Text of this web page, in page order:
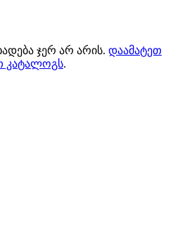
ჯერ არ არის. დაამატეთ
კატალოგს.